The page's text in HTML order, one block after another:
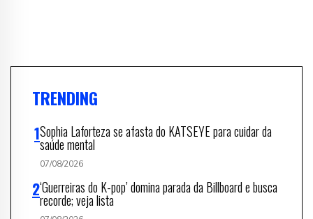
TRENDING
Sophia Laforteza se afasta do KATSEYE para cuidar da
saúde mental
07/08/2026
‘Guerreiras do K-pop’ domina parada da Billboard e busca
recorde; veja lista